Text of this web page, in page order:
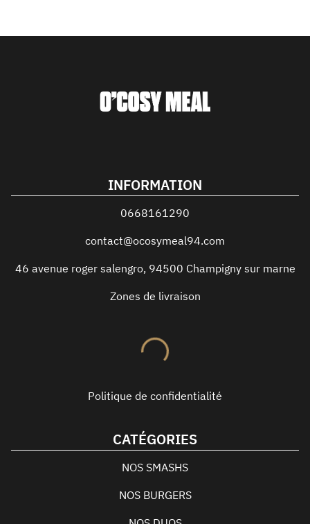
INFORMATION
0668161290
contact@ocosymeal94.com
46 avenue roger salengro, 94500 Champigny sur marne
Zones de livraison
Politique de confidentialité
CATÉGORIES
NOS SMASHS
NOS BURGERS